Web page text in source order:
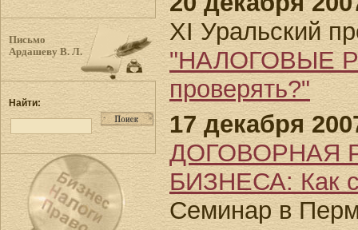
Письмо
Ардашеву В. Л.
Найти:
XI Уральский
"НАЛОГОВЫЕ
проверять?"
17 декабря
ДОГОВОРНАЯ
БИЗНЕСА: Как
Семинар в